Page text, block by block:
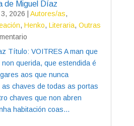
de Miguel Díaz
2026 Autores/as,
, Henko, Literaria, Outras
Título: VOITRES A man que
querida, que estendida é
aos que nunca
chaves de todas as portas
chaves que non abren
habitación coas...